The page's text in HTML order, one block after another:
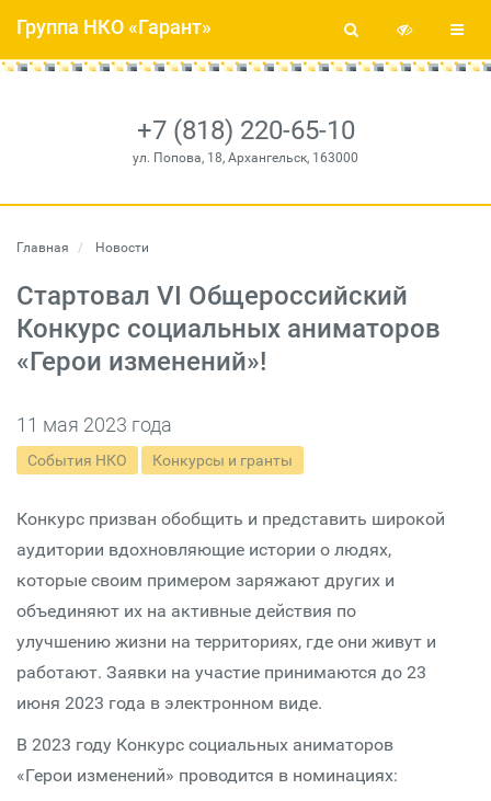
+7 (818) 220-65-10
ул. Попова, 18, Архангельск, 163000
Группа НКО «Гарант»
Главная Новости
Стартовал VI Общероссийский
Конкурс социальных аниматоров
«Герои изменений»!
11 мая 2023 года
События НКО Конкурсы и гранты
Конкурс призван обобщить и представить широкой
аудитории вдохновляющие истории о людях,
которые своим примером заряжают других и
объединяют их на активные действия по
улучшению жизни на территориях, где они живут и
работают. Заявки на участие принимаются до 23
июня 2023 года в электронном виде.
В 2023 году Конкурс социальных аниматоров
«Герои изменений» проводится в номинациях: